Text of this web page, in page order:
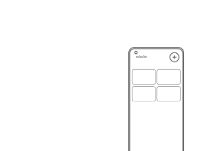
หน้าหลัก